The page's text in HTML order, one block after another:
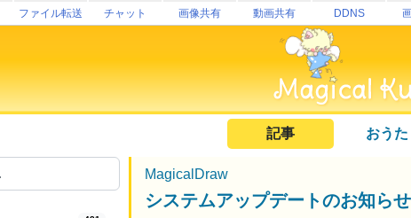
ファイル転送 チャット 画像共有 動画共有 DDNS
記事 おうた
MagicalDraw
システムアップデートのお知ら